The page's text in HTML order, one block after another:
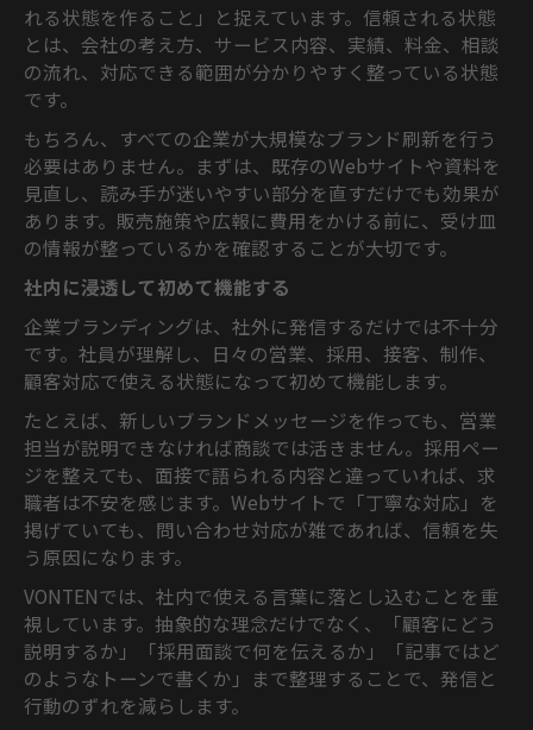
れる状態を作ること」と捉えています。信頼される状態
とは、会社の考え方、サービス内容、実績、料金、相談
の流れ、対応できる範囲が分かりやすく整っている状態
です。
もちろん、すべての企業が大規模なブランド刷新を行う
必要はありません。まずは、既存のWebサイトや資料を
見直し、読み手が迷いやすい部分を直すだけでも効果が
あります。販売施策や広報に費用をかける前に、受け皿
の情報が整っているかを確認することが大切です。
社内に浸透して初めて機能する
企業ブランディングは、社外に発信するだけでは不十分
です。社員が理解し、日々の営業、採用、接客、制作、
顧客対応で使える状態になって初めて機能します。
たとえば、新しいブランドメッセージを作っても、営業
担当が説明できなければ商談では活きません。採用ペー
ジを整えても、面接で語られる内容と違っていれば、求
職者は不安を感じます。Webサイトで「丁寧な対応」を
掲げていても、問い合わせ対応が雑であれば、信頼を失
う原因になります。
VONTENでは、社内で使える言葉に落とし込むことを重
視しています。抽象的な理念だけでなく、「顧客にどう
説明するか」「採用面談で何を伝えるか」「記事ではど
のようなトーンで書くか」まで整理することで、発信と
行動のずれを減らします。